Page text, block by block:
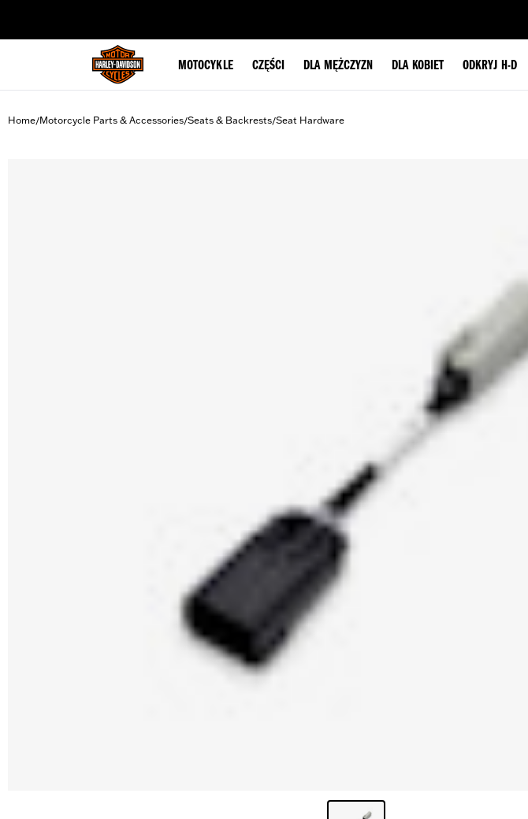
MOTOCYKLE CZĘŚCI DLA MĘŻCZYZN DLA KOBIET ODKRYJ H-D
Home/Motorcycle Parts & Accessories/Seats & Backrests/Seat Hardware